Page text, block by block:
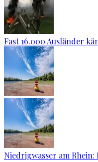
Fast 16.000 Ausländer
Niedrigwasser am